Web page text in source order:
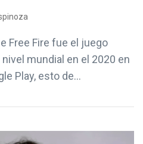
Free Fire fue el juego
mundial en el 2020 en
Play, esto de...